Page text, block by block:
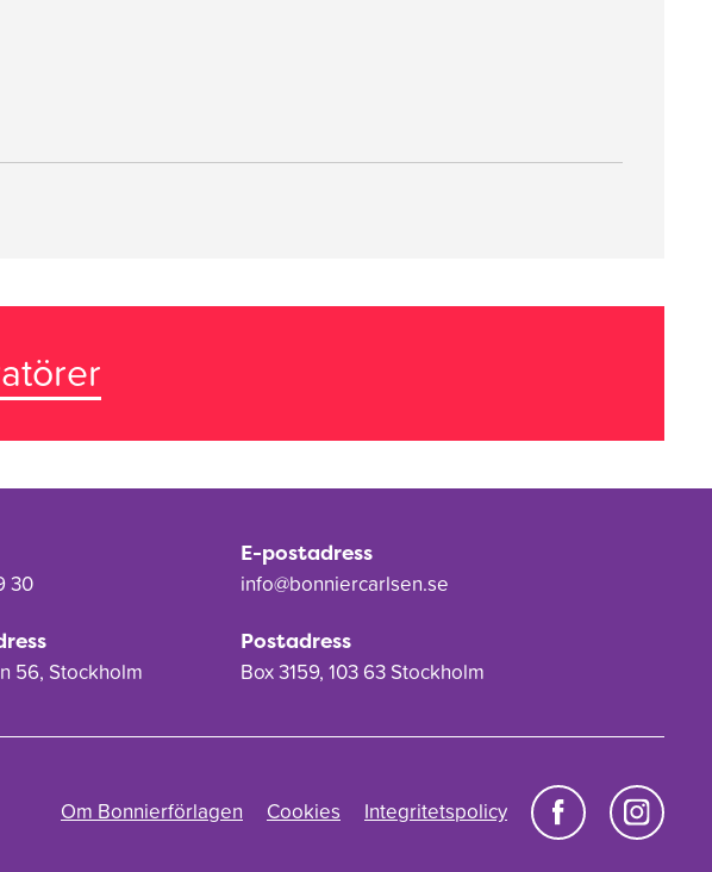
30
E-postadress
info@bonniercarlsen.se
56, Stockholm
Postadress
Box 3159, 103 63 Stockholm
Om Bonnierförlagen Cookies Integritetspolicy